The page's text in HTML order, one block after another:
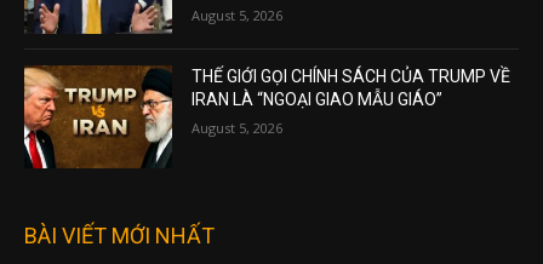
August 5, 2026
THẾ GIỚI GỌI CHÍNH SÁCH CỦA TRUMP VỀ
IRAN LÀ “NGOẠI GIAO MẪU GIÁO”
August 5, 2026
BÀI VIẾT MỚI NHẤT